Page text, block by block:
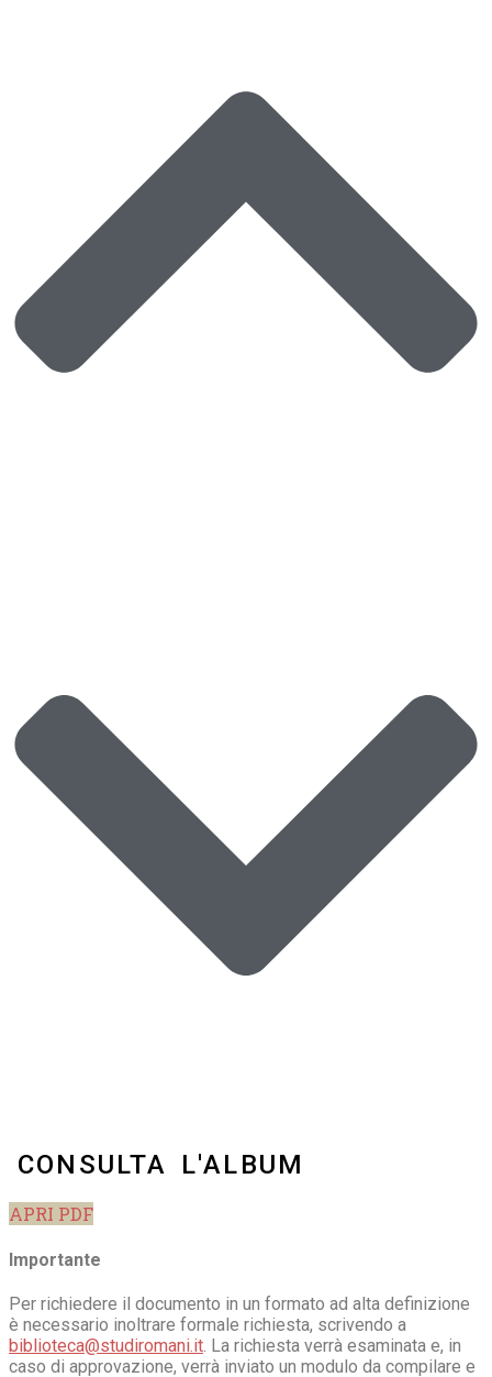
CONSULTA L'ALBUM
APRI PDF
Importante
Per richiedere il documento in un formato ad alta definizione
è necessario inoltrare formale richiesta, scrivendo a
biblioteca@studiromani.it. La richiesta verrà esaminata e, in
caso di approvazione, verrà inviato un modulo da compilare e